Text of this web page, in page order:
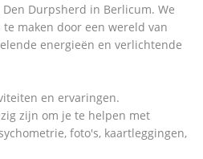
Durpsherd in Berlicum. We
maken door een wereld van
energieën en verlichtende
en ervaringen.
zijn om je te helpen met
foto's, kaartleggingen,